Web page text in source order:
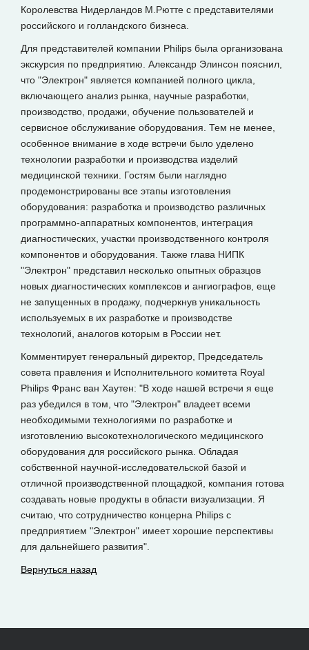
Королевства Нидерландов М.Рютте с представителями
российского и голландского бизнеса.
Для представителей компании Philips была организована
экскурсия по предприятию. Александр Элинсон пояснил,
что "Электрон" является компанией полного цикла,
включающего анализ рынка, научные разработки,
производство, продажи, обучение пользователей и
сервисное обслуживание оборудования. Тем не менее,
особенное внимание в ходе встречи было уделено
технологии разработки и производства изделий
медицинской техники. Гостям были наглядно
продемонстрированы все этапы изготовления
оборудования: разработка и производство различных
программно-аппаратных компонентов, интеграция
диагностических, участки производственного контроля
компонентов и оборудования. Также глава НИПК
"Электрон" представил несколько опытных образцов
новых диагностических комплексов и ангиографов, еще
не запущенных в продажу, подчеркнув уникальность
используемых в их разработке и производстве
технологий, аналогов которым в России нет.
Комментирует генеральный директор, Председатель
совета правления и Исполнительного комитета Royal
Philips Франс ван Хаутен: "В ходе нашей встречи я еще
раз убедился в том, что "Электрон" владеет всеми
необходимыми технологиями по разработке и
изготовлению высокотехнологического медицинского
оборудования для российского рынка. Обладая
собственной научной-исследовательской базой и
отличной производственной площадкой, компания готова
создавать новые продукты в области визуализации. Я
считаю, что сотрудничество концерна Philips с
предприятием "Электрон" имеет хорошие перспективы
для дальнейшего развития".
Вернуться назад